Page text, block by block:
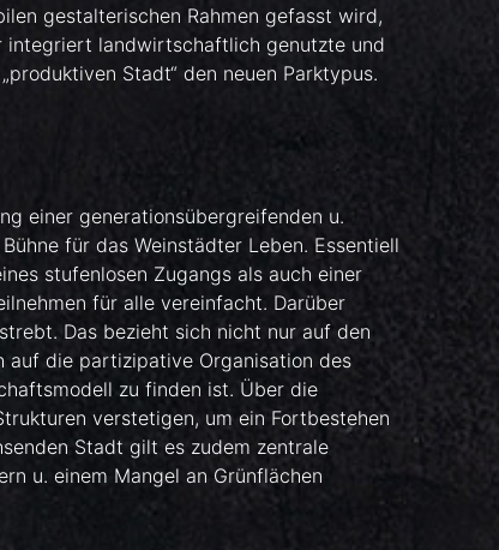
gestalterischen Rahmen gefasst wird,
integriert landwirtschaftlich genutzte und
Stadt“ den neuen Parktypus.
einer generationsübergreifenden u.
für das Weinstädter Leben. Essentiell
stufenlosen Zugangs als auch einer
für alle vereinfacht. Darüber
Das bezieht sich nicht nur auf den
auf die partizipative Organisation des
zu finden ist. Über die
verstetigen, um ein Fortbestehen
Stadt gilt es zudem zentrale
u. einem Mangel an Grünflächen